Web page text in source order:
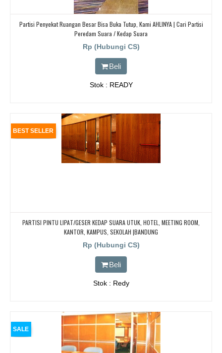
Partisi Penyekat Ruangan Besar Bisa Buka Tutup, Kami AHLINYA | Cari Partisi
Peredam Suara / Kedap Suara
Rp (Hubungi CS)
Beli
Stok : READY
BEST SELLER
PARTISI PINTU LIPAT/GESER KEDAP SUARA UTUK, HOTEL, MEETING ROOM,
KANTOR, KAMPUS, SEKOLAH |BANDUNG
Rp (Hubungi CS)
Beli
Stok : Redy
SALE